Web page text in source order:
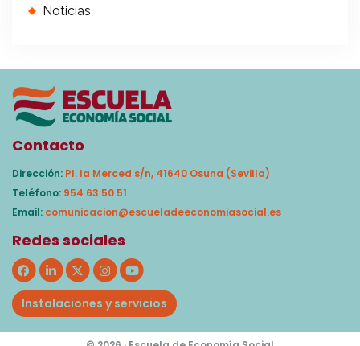
Noticias
Contacto
Dirección: Pl. la Merced s/n, 41640 Osuna (Sevilla)
Teléfono: 954 63 50 51
Email: comunicacion@escueladeeconomiasocial.es
Redes sociales
Instalaciones y servicios